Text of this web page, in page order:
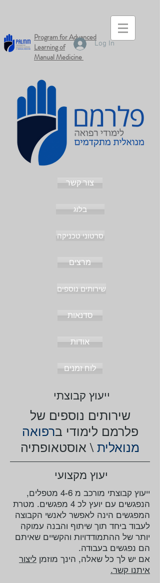
Program for Advanced
Learning of
ManualMedicine
Log In
צור קשר
בלוג
סרטוני טכניקה
מרצים
שירותים נוספים
סדנאות
אודות
לוח זמנים
ייעוץ קבוצתי
שירותים נוספים של
פלרמם ‏לימודי ברפואה
מנואלית \ ‏אוסטאופתיה
יעוץ מקצועי
ייעוץ קבוצתי מורכב מ 4-6 מטפלים,
הנפגשים עם יועץ לכ 4 מפגשים. מטרת
המפגשים הינה לאפשר לאנשי הקבוצה
לעבוד ביחד תוך שיתוף והבנה עמוקה
יותר של ההתמודדויות והקשיים שאיתם
הם נפגשים בעבודה.
אם יש לך כל שאלה, הינך מוזמן ליצור
איתנו קשר.